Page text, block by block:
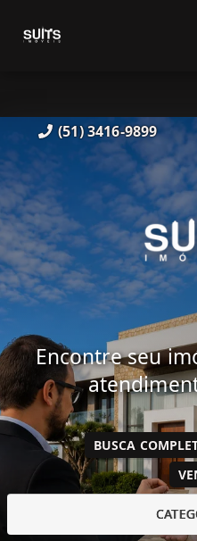
(51) 3416-9899
Encontre seu
BUSCA